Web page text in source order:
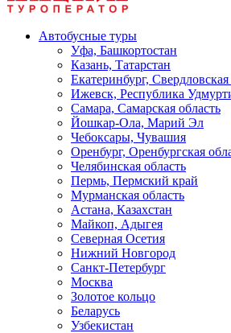
Автобусные туры
Уфа, Башкортостан
Казань, Татарстан
Екатеринбург, Свердловская
Ижевск, Республика
Самара, Самарская область
Йошкар-Ола, Марий Эл
Чебоксары, Чувашия
Оренбург, Оренбургская
Челябинская область
Пермь, Пермский край
Мурманская область
Астана, Казахстан
Майкоп, Адыгея
Северная Осетия
Нижний Новгород
Санкт-Петербург
Москва
Золотое кольцо
Беларусь
Узбекистан